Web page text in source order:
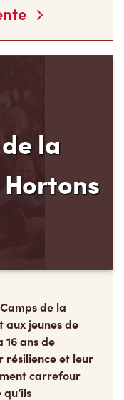
la
de la
aux jeunes de
16 ans de
résilience et leur
carrefour